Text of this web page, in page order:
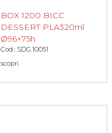
BOX 1200 BICC
DESSERT PLA320ml
Ø96×75h
Cod.: SDG.10051
scopri